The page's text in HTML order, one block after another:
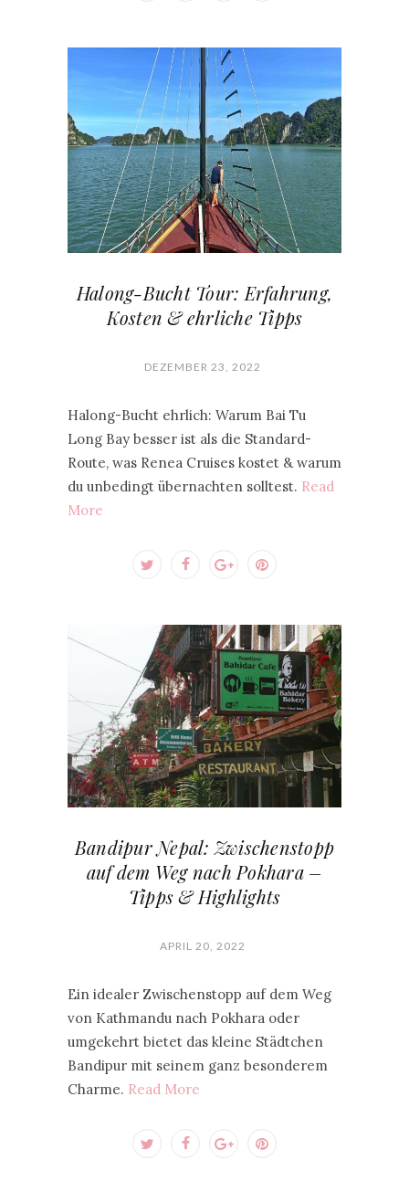
Halong-Bucht Tour: Erfahrung,
Kosten & ehrliche Tipps
DEZEMBER 23, 2022
Halong-Bucht ehrlich: Warum Bai Tu
Long Bay besser ist als die Standard-
Route, was Renea Cruises kostet & warum
du unbedingt übernachten solltest. Read
More
Bandipur Nepal: Zwischenstopp
auf dem Weg nach Pokhara –
Tipps & Highlights
APRIL 20, 2022
Ein idealer Zwischenstopp auf dem Weg
von Kathmandu nach Pokhara oder
umgekehrt bietet das kleine Städtchen
Bandipur mit seinem ganz besonderem
Charme. Read More